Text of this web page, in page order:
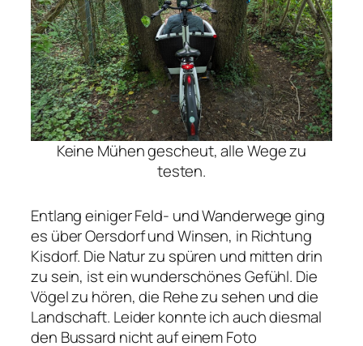
Keine Mühen gescheut, alle Wege zu
testen.
Entlang einiger Feld- und Wanderwege ging
es über Oersdorf und Winsen, in Richtung
Kisdorf. Die Natur zu spüren und mitten drin
zu sein, ist ein wunderschönes Gefühl. Die
Vögel zu hören, die Rehe zu sehen und die
Landschaft. Leider konnte ich auch diesmal
den Bussard nicht auf einem Foto